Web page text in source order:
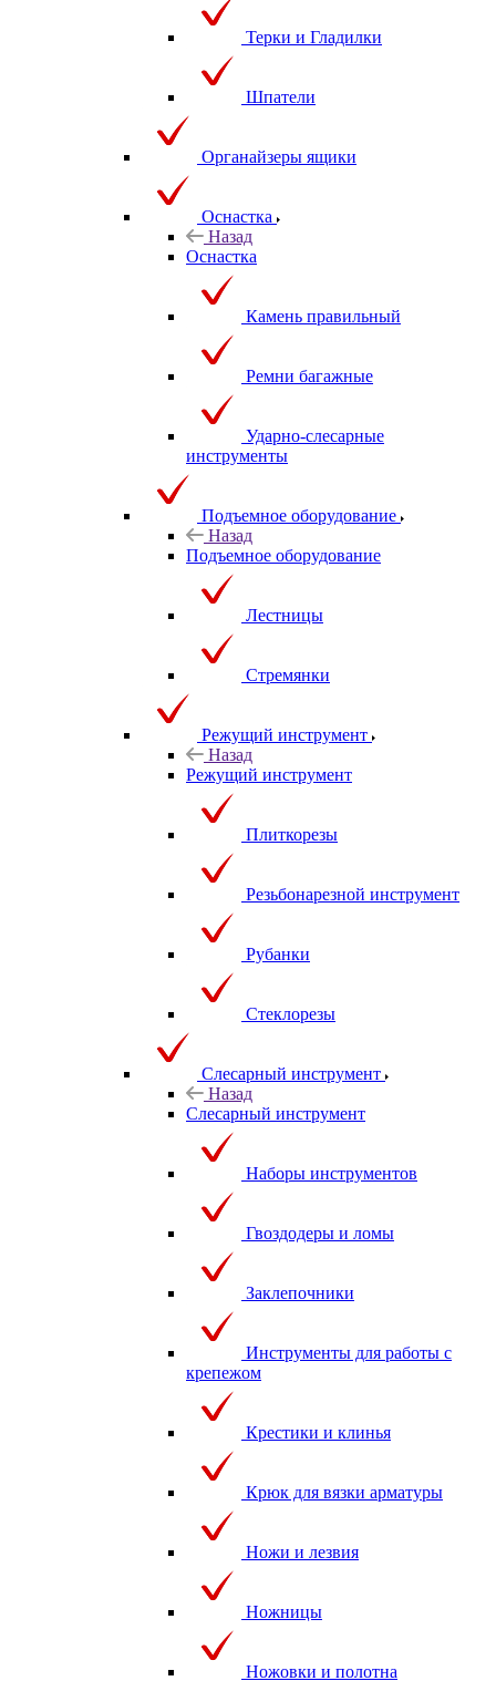
Терки и Гладилки
Шпатели
Органайзеры ящики
Оснастка
Назад
Оснастка
Камень правильный
Ремни багажные
Ударно-слесарные
инструменты
Подъемное оборудование
Назад
Подъемное оборудование
Лестницы
Стремянки
Режущий инструмент
Назад
Режущий инструмент
Плиткорезы
Резьбонарезной инструмент
Рубанки
Стеклорезы
Слесарный инструмент
Назад
Слесарный инструмент
Наборы инструментов
Гвоздодеры и ломы
Заклепочники
Инструменты для работы с
крепежом
Крестики и клинья
Крюк для вязки арматуры
Ножи и лезвия
Ножницы
Ножовки и полотна